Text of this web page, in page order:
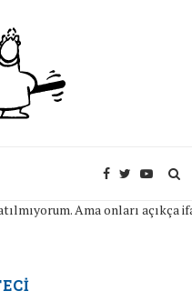
Ama onları açıkça ifade